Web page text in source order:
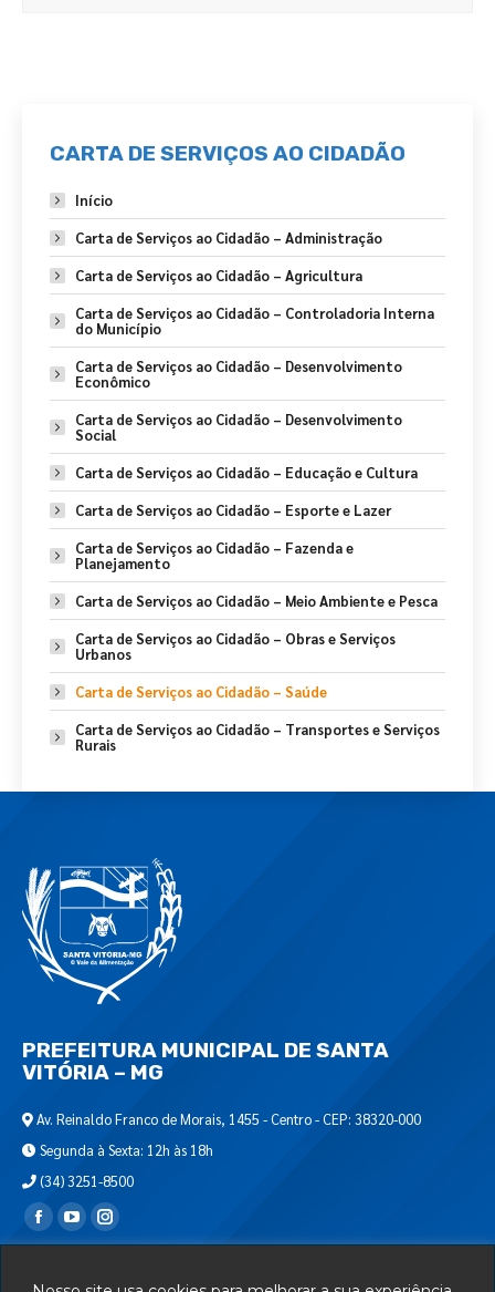
CARTA DE SERVIÇOS AO CIDADÃO
Início
Carta de Serviços ao Cidadão – Administração
Carta de Serviços ao Cidadão – Agricultura
Carta de Serviços ao Cidadão – Controladoria Interna
do Município
Carta de Serviços ao Cidadão – Desenvolvimento
Econômico
Carta de Serviços ao Cidadão – Desenvolvimento
Social
Carta de Serviços ao Cidadão – Educação e Cultura
Carta de Serviços ao Cidadão – Esporte e Lazer
Carta de Serviços ao Cidadão – Fazenda e
Planejamento
Carta de Serviços ao Cidadão – Meio Ambiente e Pesca
Carta de Serviços ao Cidadão – Obras e Serviços
Urbanos
Carta de Serviços ao Cidadão – Saúde
Carta de Serviços ao Cidadão – Transportes e Serviços
Rurais
PREFEITURA MUNICIPAL DE SANTA
VITÓRIA – MG
Av. Reinaldo Franco de Morais, 1455 - Centro - CEP: 38320-000
Segunda à Sexta: 12h às 18h
(34) 3251-8500
Encontre-nos em: